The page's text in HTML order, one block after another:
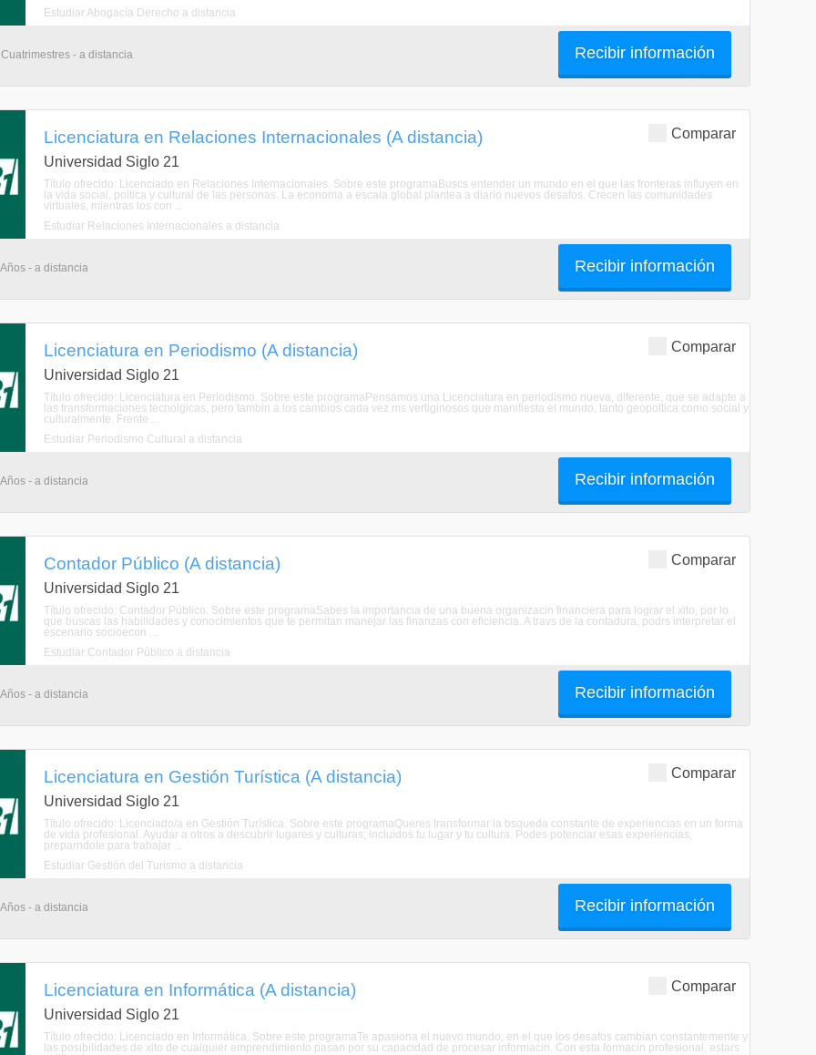
Estudiar Abogacía Derecho a distancia
- a distancia Recibir información
Comparar
Licenciatura en Relaciones Internacionales (A distancia)
Universidad Siglo 21
Título ofrecido: Licenciado en Relaciones Internacionales. Sobre este programaBuscs entender un mundo en el que las fronteras influyen en
la vida social, poltica y cultural de las personas. La economa a escala global plantea a diario nuevos desafos. Crecen las comunidades
virtuales, mientras los con ...
Estudiar Relaciones Internacionales a distancia
- a distancia Recibir información
Comparar
Licenciatura en Periodismo (A distancia)
Universidad Siglo 21
Título ofrecido: Licenciatura en Periodismo. Sobre este programaPensamos una Licenciatura en periodismo nueva, diferente, que se adapte a
las transformaciones tecnolgicas, pero tambin a los cambios cada vez ms vertiginosos que manifiesta el mundo, tanto geopoltica como social y
culturalmente. Frente ...
Estudiar Periodismo Cultural a distancia
- a distancia Recibir información
Comparar
Contador Público (A distancia)
Universidad Siglo 21
Título ofrecido: Contador Público. Sobre este programaSabes la importancia de una buena organizacin financiera para lograr el xito, por lo
que buscas las habilidades y conocimientos que te permitan manejar las finanzas con eficiencia. A travs de la contadura, podrs interpretar el
escenario socioecon ...
Estudiar Contador Público a distancia
- a distancia Recibir información
Comparar
Licenciatura en Gestión Turística (A distancia)
Universidad Siglo 21
Título ofrecido: Licenciado/a en Gestión Turística. Sobre este programaQueres transformar la bsqueda constante de experiencias en un forma
de vida profesional. Ayudar a otros a descubrir lugares y culturas; incluidos tu lugar y tu cultura. Podes potenciar esas experiencias,
preparndote para trabajar ...
Estudiar Gestión del Turismo a distancia
- a distancia Recibir información
Comparar
Licenciatura en Informática (A distancia)
Universidad Siglo 21
Título ofrecido: Licenciado en Informática. Sobre este programaTe apasiona el nuevo mundo, en el que los desafos cambian constantemente y
las posibilidades de xito de cualquier emprendimiento pasan por su capacidad de procesar informacin. Con esta formacin profesional, estars